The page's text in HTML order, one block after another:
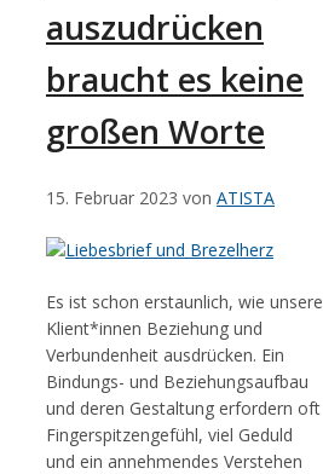
auszudrücken
braucht es keine
großen Worte
15. Februar 2023 von ATISTA
Es ist schon erstaunlich, wie unsere
Klient*innen Beziehung und
Verbundenheit ausdrücken. Ein
Bindungs- und Beziehungsaufbau
und deren Gestaltung erfordern oft
Fingerspitzengefühl, viel Geduld
und ein annehmendes Verstehen